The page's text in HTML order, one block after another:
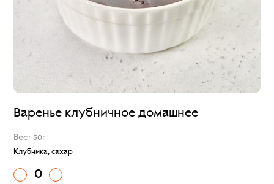
Варенье клубничное домашнее
Вес: 50г
Клубника, сахар
0